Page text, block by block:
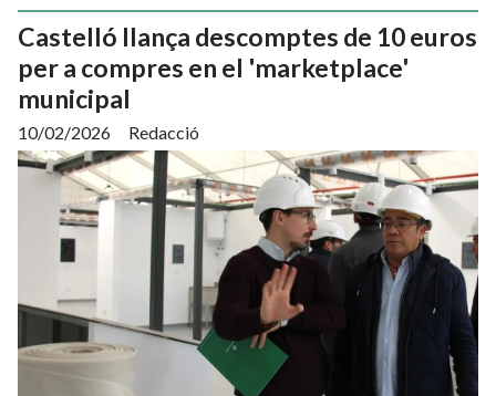
Castelló llança descomptes de 10 euros
per a compres en el 'marketplace'
municipal
Redacció
10/02/2026